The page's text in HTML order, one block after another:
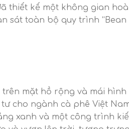
thiết kế một không gian
sát toàn bộ quy trình “Bean
mặt hồ rộng và mái hình
cho ngành cà phê Việt
xanh và một công trình